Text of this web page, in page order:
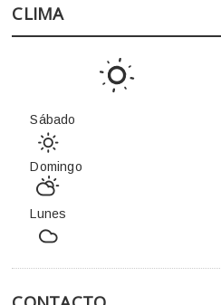
CLIMA
Sábado
Domingo
Lunes